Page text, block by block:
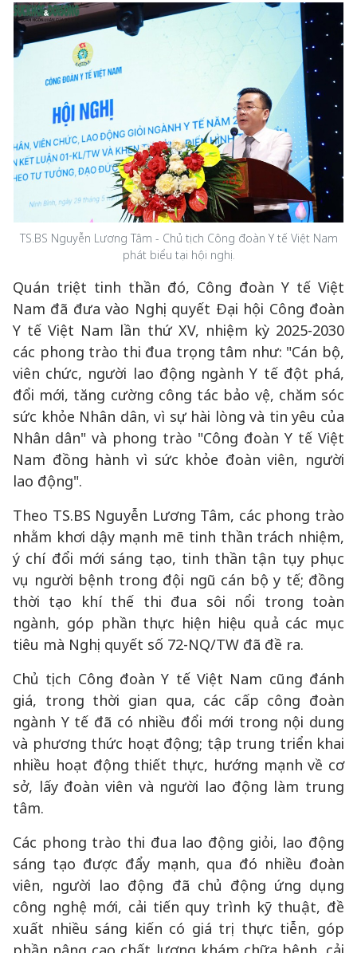
TS.BS Nguyễn Lương Tâm - Chủ tịch Công đoàn Y tế Việt Nam
phát biểu tại hội nghị.
Quán triệt tinh thần đó, Công đoàn Y tế Việt
Nam đã đưa vào Nghị quyết Đại hội Công đoàn
Y tế Việt Nam lần thứ XV, nhiệm kỳ 2025-2030
các phong trào thi đua trọng tâm như: "Cán bộ,
viên chức, người lao động ngành Y tế đột phá,
đổi mới, tăng cường công tác bảo vệ, chăm sóc
sức khỏe Nhân dân, vì sự hài lòng và tin yêu của
Nhân dân" và phong trào "Công đoàn Y tế Việt
Nam đồng hành vì sức khỏe đoàn viên, người
lao động".
Theo TS.BS Nguyễn Lương Tâm, các phong trào
nhằm khơi dậy mạnh mẽ tinh thần trách nhiệm,
ý chí đổi mới sáng tạo, tinh thần tận tụy phục
vụ người bệnh trong đội ngũ cán bộ y tế; đồng
thời tạo khí thế thi đua sôi nổi trong toàn
ngành, góp phần thực hiện hiệu quả các mục
tiêu mà Nghị quyết số 72-NQ/TW đã đề ra.
Chủ tịch Công đoàn Y tế Việt Nam cũng đánh
giá, trong thời gian qua, các cấp công đoàn
ngành Y tế đã có nhiều đổi mới trong nội dung
và phương thức hoạt động; tập trung triển khai
nhiều hoạt động thiết thực, hướng mạnh về cơ
sở, lấy đoàn viên và người lao động làm trung
tâm.
Các phong trào thi đua lao động giỏi, lao động
sáng tạo được đẩy mạnh, qua đó nhiều đoàn
viên, người lao động đã chủ động ứng dụng
công nghệ mới, cải tiến quy trình kỹ thuật, đề
xuất nhiều sáng kiến có giá trị thực tiễn, góp